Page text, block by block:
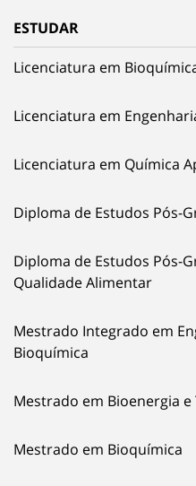
ESTUDAR
Licenciatura em
Licenciatura em
Licenciatura em Química
Diploma de Estudos Pós-
Diploma de Estudos Pós-
Qualidade Alimentar
Mestrado Integrado em
Bioquímica
Mestrado em Bioenergia
Mestrado em Bioquímica